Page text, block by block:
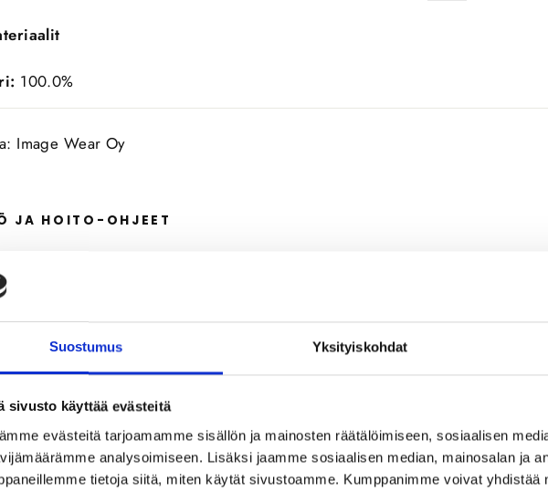
Suostumus Yksityiskohdat
sivusto käyttää evästeitä
evästeitä tarjoamamme sisällön ja mainosten räätälöimiseen, sosiaalisen
analysoimiseen. Lisäksi jaamme sosiaalisen median, mainosalan ja
tietoja siitä, miten käytät sivustoamme. Kumppanimme voivat yhdistää
100.0%
Image Wear Oy
JA HOITO-OHJEET